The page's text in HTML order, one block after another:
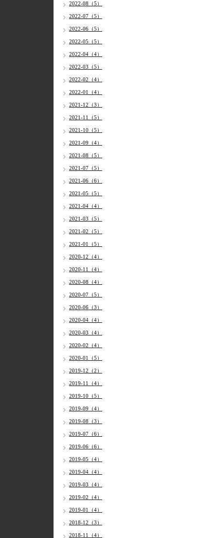
2022-08（5）
2022-07（5）
2022-06（5）
2022-05（5）
2022-04（4）
2022-03（5）
2022-02（4）
2022-01（4）
2021-12（3）
2021-11（5）
2021-10（5）
2021-09（4）
2021-08（5）
2021-07（5）
2021-06（6）
2021-05（5）
2021-04（4）
2021-03（5）
2021-02（5）
2021-01（5）
2020-12（4）
2020-11（4）
2020-08（4）
2020-07（5）
2020-06（3）
2020-04（4）
2020-03（4）
2020-02（4）
2020-01（5）
2019-12（2）
2019-11（4）
2019-10（5）
2019-09（4）
2019-08（3）
2019-07（6）
2019-06（6）
2019-05（4）
2019-04（4）
2019-03（4）
2019-02（4）
2019-01（4）
2018-12（3）
2018-11（4）